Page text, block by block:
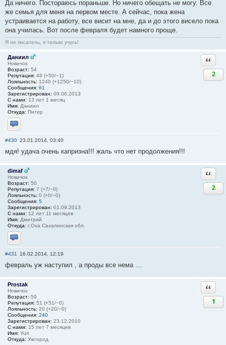
Да ничего. Постораюсь пораньше. Но ничего обещать не могу. Все
же семья для меня на первом месте. А сейчас, пока жена
устраивается на работу, все висит на мне, да и до этого висело пока
она училась. Вот после февраля будет намного проще.
Я не писатель, я только учусь!
Даниил
Новичок
Возраст: 54
Репутация: 49 (+50/−1)
Лояльность: 1240 (+1250/−10)
Сообщения: 61
Зарегистрирован: 09.06.2013
С нами: 13 лет 1 месяц
Имя: Даниил
Откуда: Питер
Отправить личное сообщение
2
#430 23.01.2014, 03:40
мдя! удача очень капризна!!! жаль что нет продолжения!!!
dimaf
Новичок
Возраст: 50
Репутация: 7 (+7/−0)
Лояльность: 0 (+0/−0)
Сообщения: 5
Зарегистрирован: 01.09.2013
С нами: 12 лет 11 месяцев
Имя: Дмитрий
Откуда: г.Оха Сахалинская обл.
Отправить личное сообщение
2
#431 16.02.2014, 12:19
февраль уж наступил , а проды все нема ....
Prostak
Новичок
Возраст: 59
Репутация: 51 (+51/−0)
Лояльность: 20 (+20/−0)
Сообщения: 240
Зарегистрирован: 23.12.2010
С нами: 15 лет 7 месяцев
Имя: Yuri
Откуда: Ужгород
1